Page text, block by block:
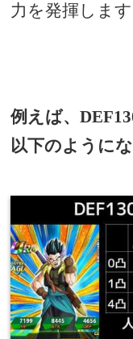
力を発揮します
例えば、
以下のようにな